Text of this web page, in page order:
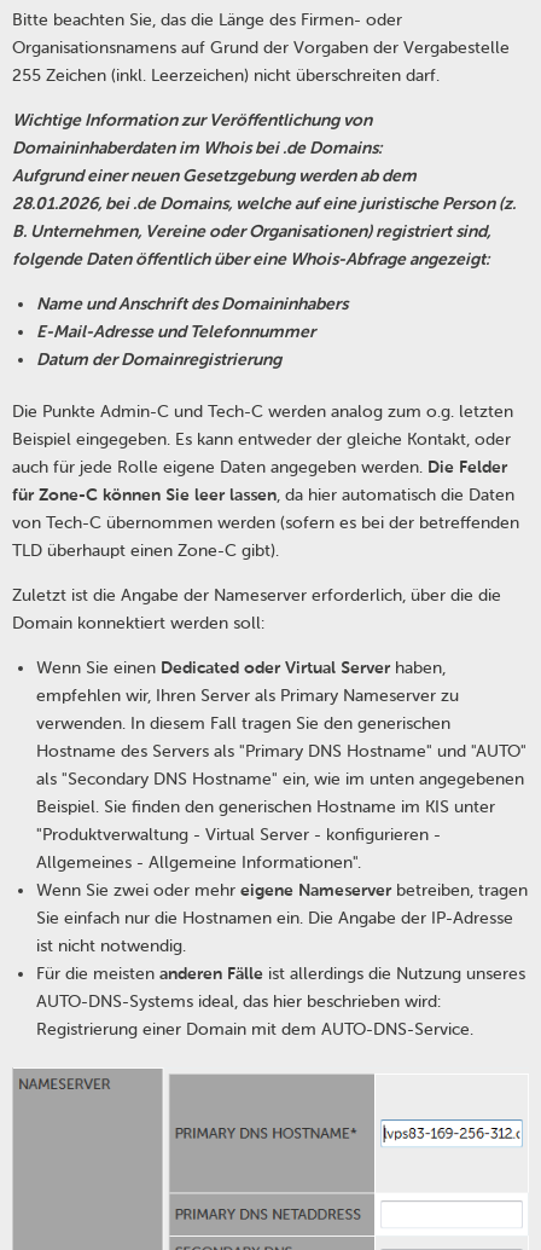
Bitte beachten Sie, das die Länge des Firmen- oder
Organisationsnamens auf Grund der Vorgaben der Vergabestelle
255 Zeichen (inkl. Leerzeichen) nicht überschreiten darf.
Wichtige Information zur Veröffentlichung von
Domaininhaberdaten im Whois bei .de Domains:
Aufgrund einer neuen Gesetzgebung werden ab dem
28.01.2026, bei .de Domains, welche auf eine juristische Person (z.
B. Unternehmen, Vereine oder Organisationen) registriert sind,
folgende Daten öffentlich über eine Whois-Abfrage angezeigt:
Name und Anschrift des Domaininhabers
E-Mail-Adresse und Telefonnummer
Datum der Domainregistrierung
Die Punkte Admin-C und Tech-C werden analog zum o.g. letzten
Beispiel eingegeben. Es kann entweder der gleiche Kontakt, oder
auch für jede Rolle eigene Daten angegeben werden. Die Felder
für Zone-C können Sie leer lassen, da hier automatisch die Daten
von Tech-C übernommen werden (sofern es bei der betreffenden
TLD überhaupt einen Zone-C gibt).
Zuletzt ist die Angabe der Nameserver erforderlich, über die die
Domain konnektiert werden soll:
Wenn Sie einen Dedicated oder Virtual Server haben,
empfehlen wir, Ihren Server als Primary Nameserver zu
verwenden. In diesem Fall tragen Sie den generischen
Hostname des Servers als "Primary DNS Hostname" und "AUTO"
als "Secondary DNS Hostname" ein, wie im unten angegebenen
Beispiel. Sie finden den generischen Hostname im KIS unter
"Produktverwaltung - Virtual Server - konfigurieren -
Allgemeines - Allgemeine Informationen".
Wenn Sie zwei oder mehr eigene Nameserver betreiben, tragen
Sie einfach nur die Hostnamen ein. Die Angabe der IP-Adresse
ist nicht notwendig.
Für die meisten anderen Fälle ist allerdings die Nutzung unseres
AUTO-DNS-Systems ideal, das hier beschrieben wird:
Registrierung einer Domain mit dem AUTO-DNS-Service.